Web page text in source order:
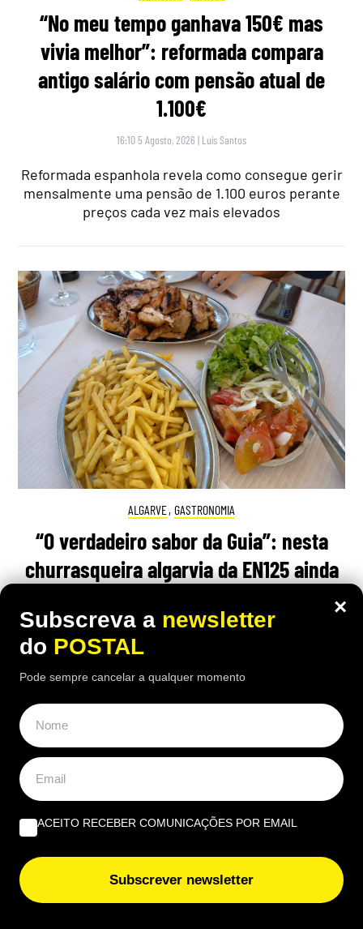
“No meu tempo ganhava 150€ mas
vivia melhor”: reformada compara
antigo salário com pensão atual de
1.100€
16:10 5 Agosto, 2026 | Luís Santos
Reformada espanhola revela como consegue gerir
mensalmente uma pensão de 1.100 euros perante
preços cada vez mais elevados
ALGARVE, GASTRONOMIA
“O verdadeiro sabor da Guia”: nesta
churrasqueira algarvia da EN125 ainda
pode comer “excelente frango à Guia”
por 6,50€
16:40 5 Agosto, 2026
receitas mais conhecidas de frango assado do
Algarve continuam a chamar clientes durante o
verão
×
Subscreva a newsletter
do POSTAL
Pode sempre cancelar a qualquer momento
ACEITO RECEBER COMUNICAÇÕES POR EMAIL
Subscrever newsletter